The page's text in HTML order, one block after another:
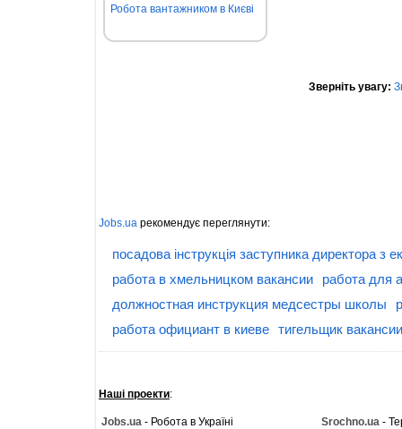
Робота вантажником в Києві
Зверніть увагу:
Jobs.ua рекомендує переглянути:
посадова інструкція заступника директора з
работа в хмельницком вакансии
работа для
должностная инструкция медсестры школы
работа официант в киеве тигельщик вакансии
Наші проекти:
Jobs.ua - Робота в Україні Srochno.ua -